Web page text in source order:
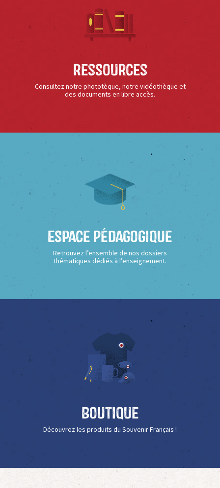
Ressources
Consultez notre phototèque, notre vidéothèque et
des documents en libre accès.
Espace Pédagogique
Retrouvez l’ensemble de nos dossiers
thématiques dédiés à l’enseignement.
Boutique
Découvrez les produits du Souvenir Français !